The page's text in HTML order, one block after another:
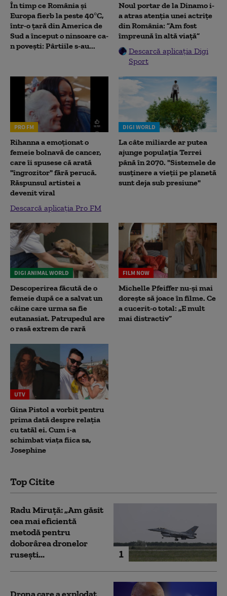
În timp ce România și
Europa fierb la peste 40°C,
într-o țară din America de
Sud a început o ninsoare ca-
n povești: Pârtiile s-au...
Noul portar de la Dinamo i-
a atras atenția unei actrițe
din România: ”Am fost
împreună în altă viață”
Descarcă aplicația Digi
Sport
PRO FM
Rihanna a emoționat o
femeie bolnavă de cancer,
care îi spusese că arată
"îngrozitor" fără perucă.
Răspunsul artistei a
devenit viral
Descarcă aplicația Pro FM
DIGI WORLD
La câte miliarde ar putea
ajunge populația Terrei
până în 2070. "Sistemele de
susținere a vieții pe planetă
sunt deja sub presiune"
DIGI ANIMAL WORLD
Descoperirea făcută de o
femeie după ce a salvat un
câine care urma sa fie
eutanasiat. Patrupedul are
o rasă extrem de rară
FILM NOW
Michelle Pfeiffer nu-și mai
dorește să joace în filme. Ce
a cucerit-o total: „E mult
mai distractiv”
UTV
Gina Pistol a vorbit pentru
prima dată despre relația
cu tatăl ei. Cum i-a
schimbat viața fiica sa,
Josephine
Top Citite
1
Radu Miruță: „Am găsit
cea mai eficientă
metodă pentru
doborârea dronelor
rusești...